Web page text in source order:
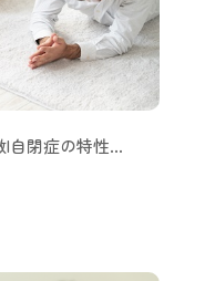
|自閉症の特性…